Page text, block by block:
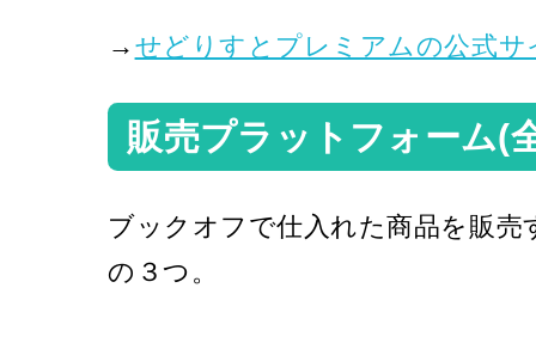
→ せどりすとプレミアムの公式
販売プラットフォーム(
ブックオフで仕入れた商品を販
の３つ。